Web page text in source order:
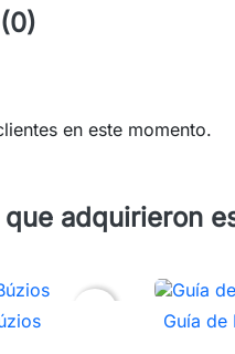
en este momento.
adquirieron
Guía de